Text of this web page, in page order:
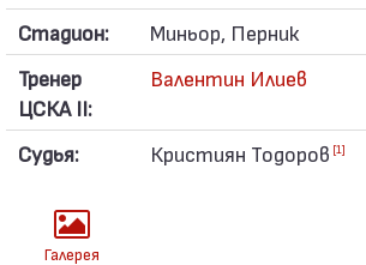
Стадион:
Миньор, Перник
Тренер
ЦСКА II:
Валентин Илиев
Судья: Кристиян Тодоров [1]
Галерея